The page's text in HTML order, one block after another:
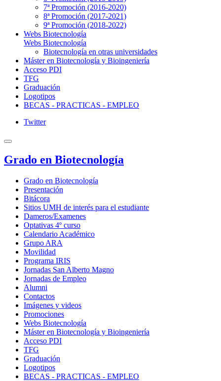
7ª Promoción (2016-2020)
8ª Promoción (2017-2021)
9ª Promoción (2018-2022)
Webs Biotecnología
Webs Biotecnología
Biotecnología en otras universidades
Máster en Biotecnología y Bioingeniería
Acceso PDI
TFG
Graduación
Logotipos
BECAS - PRACTICAS - EMPLEO
Twitter
Grado en Biotecnología
Grado en Biotecnología
Presentación
Bitácora
Sitios UMH de interés para el estudiante
Dameros/Examenes
Optativas 4º curso
Calendario Académico
Grupo ARA
Movilidad
Programa IRIS
Jornadas San Alberto Magno
Jornadas de Empleo
Alumni
Contactos
Imágenes y videos
Promociones
Webs Biotecnología
Máster en Biotecnología y Bioingeniería
Acceso PDI
TFG
Graduación
Logotipos
BECAS - PRACTICAS - EMPLEO